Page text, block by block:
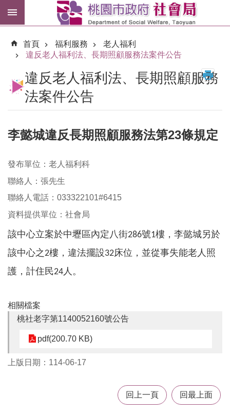
跳到主要內容區塊
紓
市
民
進
階
息
公
告
認
識
福
重
首頁 福利服務
老人福利
違反老人福利法、長期照顧服務法案件公告
違反老人福利法、長期照顧服務
法案件公告
李懿城違反長期照顧服務法第23條規定
發布單位：老人福利科
聯絡人：張先生
聯絡人電話：033322101#6415
資料提供單位：社會局
該中心立案於中壢區內定八街286號1樓，李懿城另於
該中心之2樓，違法擺設32床位，並從事失能老人照
護，計住民24人。
相關檔案
桃社老字第1140052160號公告
pdf(200.70 KB)
上版日期：114-06-17
回上一頁 回最上面